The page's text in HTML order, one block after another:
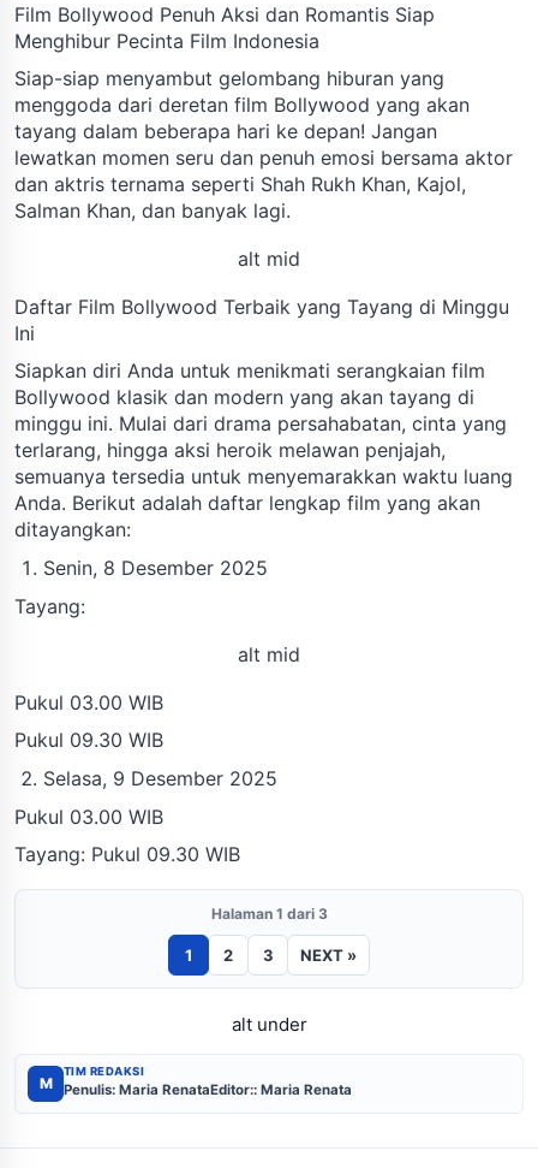
Film Bollywood Penuh Aksi dan Romantis Siap
Menghibur Pecinta Film Indonesia
Siap-siap menyambut gelombang hiburan yang
menggoda dari deretan film Bollywood yang akan
tayang dalam beberapa hari ke depan! Jangan
lewatkan momen seru dan penuh emosi bersama aktor
dan aktris ternama seperti Shah Rukh Khan, Kajol,
Salman Khan, dan banyak lagi.
alt mid
Daftar Film Bollywood Terbaik yang Tayang di Minggu
Ini
Siapkan diri Anda untuk menikmati serangkaian film
Bollywood klasik dan modern yang akan tayang di
minggu ini. Mulai dari drama persahabatan, cinta yang
terlarang, hingga aksi heroik melawan penjajah,
semuanya tersedia untuk menyemarakkan waktu luang
Anda. Berikut adalah daftar lengkap film yang akan
ditayangkan:
Senin, 8 Desember 2025
Tayang:
alt mid
Pukul 03.00 WIB
Pukul 09.30 WIB
Selasa, 9 Desember 2025
Pukul 03.00 WIB
Tayang: Pukul 09.30 WIB
Halaman 1 dari 3
1 2 3 NEXT »
alt under
M
TIM REDAKSI
Penulis: Maria RenataEditor:: Maria Renata